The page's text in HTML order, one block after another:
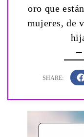
oro que
mujeres, de